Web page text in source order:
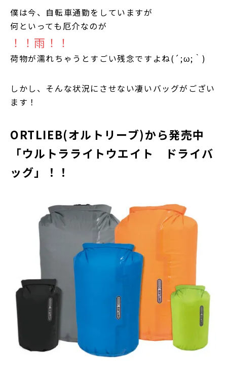
僕は今、自転車通勤をしていますが
何といっても厄介なのが
！！雨！！
荷物が濡れちゃうとすごい残念ですよね(´;ω;｀)
しかし、そんな状況にさせない凄いバッグがござい
ます！
ORTLIEB(オルトリーブ)から発売中
「ウルトラライトウエイト ドライバ
ッグ」！！